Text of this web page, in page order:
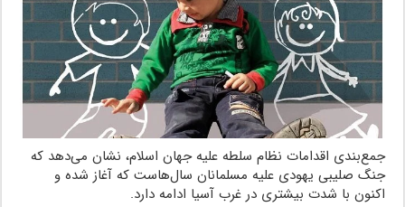
جمع‌بندی اقدامات نظام سلطه علیه جهان اسلام، نشان می‌دهد که
جنگ صلیبی یهودی علیه مسلمانان سال‌هاست که آغاز شده و
اکنون با شدت بیشتری در غرب آسیا ادامه دارد.